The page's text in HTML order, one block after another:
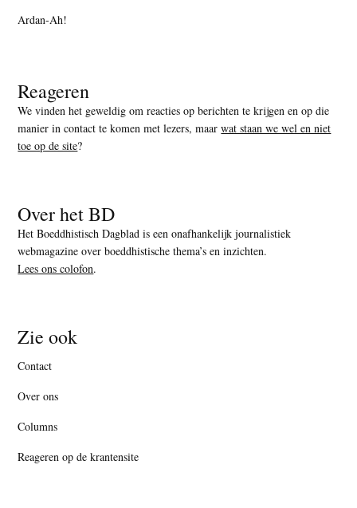
Ardan-Ah!
Reageren
We vinden het geweldig om reacties op berichten te krijgen en op die
manier in contact te komen met lezers, maarwat staan we wel en niet
toe op de site?
Over het BD
Het Boeddhistisch Dagblad is een onafhankelijk journalistiek
webmagazine over boeddhistische thema’s en inzichten.
Lees ons colofon.
Zie ook
Contact
Over ons
Columns
Reageren op de krantensite